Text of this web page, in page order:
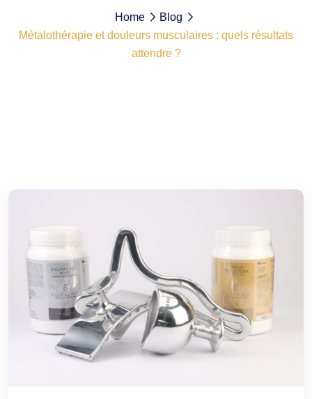
Home
Blog
Métalothérapie et douleurs musculaires : quels résultats
attendre ?